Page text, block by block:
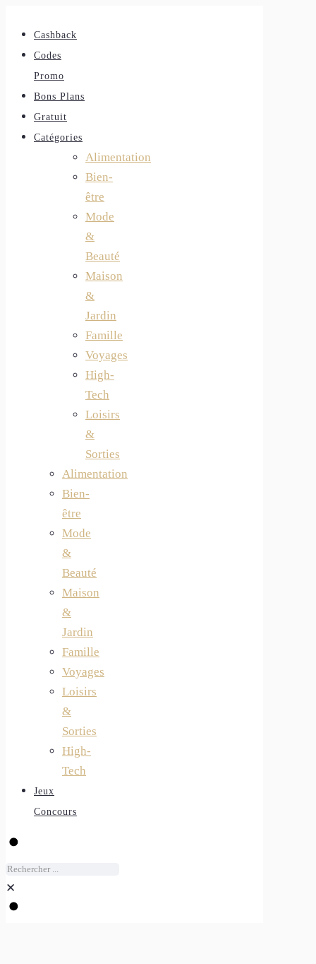
Cashback
Codes
Promo
Bons Plans
Gratuit
Catégories
Alimentation
Bien-
être
Mode
&
Beauté
Maison
&
Jardin
Famille
Voyages
High-
Tech
Loisirs
&
Sorties
Alimentation
Bien-
être
Mode
&
Beauté
Maison
&
Jardin
Famille
Voyages
Loisirs
&
Sorties
High-
Tech
Jeux
Concours
✕